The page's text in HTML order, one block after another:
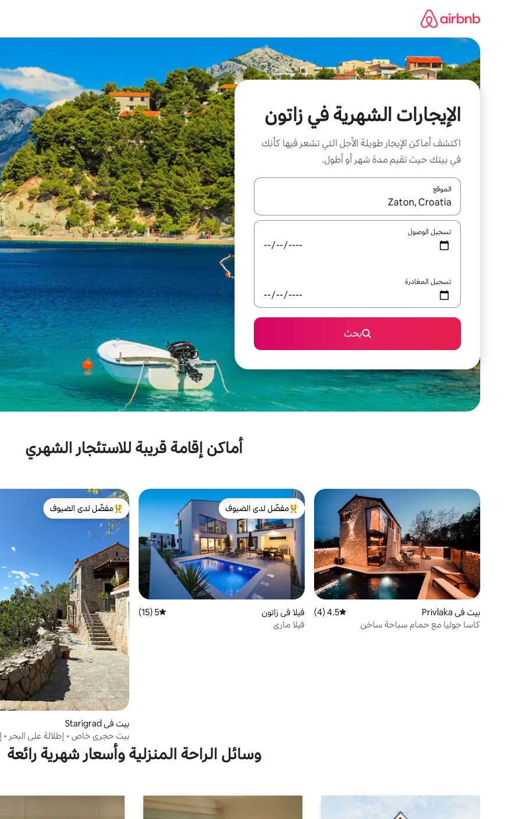
الإيجارات الشهرية في زاتون
اكتشف أماكن الإيجار طويلة الأجل التي تشعر فيها كأنك
في بيتك حيث تقيم مدة شهر أو أطول.
الموقع
عند توفر النتائج، انتقل باستخدام السهمين لأعلى ولأسفل أو استكشف عن طريق اللمس أو السحب.
تسجيل الوصول
تسجيل المغادرة
بحث
أماكن إقامة قريبة للاستئجار الشهري
بيت في Privlaka متوسط التقييم 4.5 من 5، 4 مراجعات
4.5 (4)
كاسا جوليا مع حمام سباحة ساخن
من أبرز البيوت المفضّلة لدى الضيوف
مفضّل لدى الضيوف
فيلا في زاتون متوسط التقييم 5 من 5، 15 مراجعات
5 (15)
فيلا ماري
من أبرز البيوت المفضّلة لدى الضيوف
مفضّل لدى الضيوف
بيت في Starigrad
بيت حجري خاص • إطلالة على البحر •
هادئة
وسائل الراحة المنزلية وأسعار شهرية رائعة